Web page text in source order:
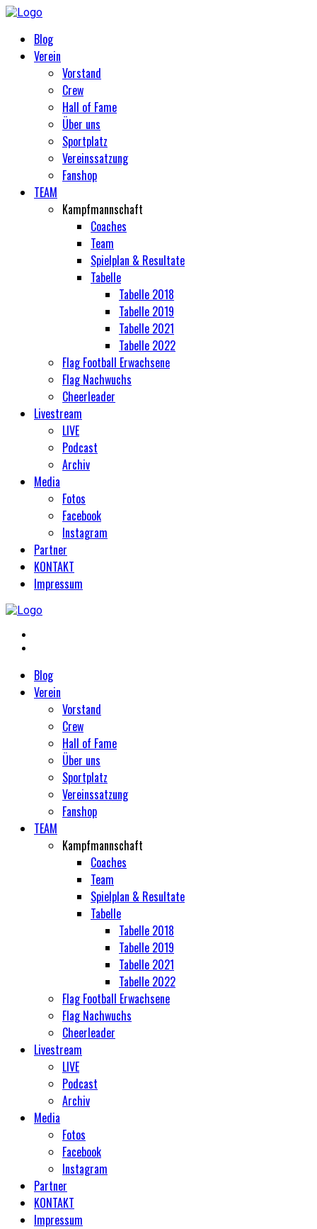
Blog
Verein
Vorstand
Crew
Hall of Fame
Über uns
Sportplatz
Vereinssatzung
Fanshop
TEAM
Kampfmannschaft
Coaches
Team
Spielplan & Resultate
Tabelle
Tabelle 2018
Tabelle 2019
Tabelle 2021
Tabelle 2022
Flag Football Erwachsene
Flag Nachwuchs
Cheerleader
Livestream
LIVE
Podcast
Archiv
Media
Fotos
Facebook
Instagram
Partner
KONTAKT
Impressum
Blog
Verein
Vorstand
Crew
Hall of Fame
Über uns
Sportplatz
Vereinssatzung
Fanshop
TEAM
Kampfmannschaft
Coaches
Team
Spielplan & Resultate
Tabelle
Tabelle 2018
Tabelle 2019
Tabelle 2021
Tabelle 2022
Flag Football Erwachsene
Flag Nachwuchs
Cheerleader
Livestream
LIVE
Podcast
Archiv
Media
Fotos
Facebook
Instagram
Partner
KONTAKT
Impressum